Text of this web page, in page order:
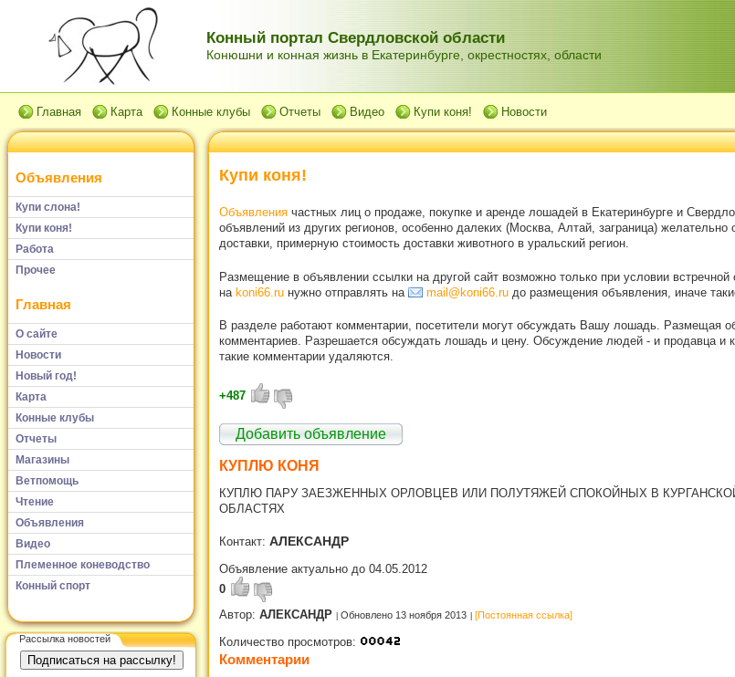
Конный портал Свердловской области
Конюшни и конная жизнь в Екатеринбурге, окрестностях, области
Главная Карта Конные клубы Отчеты Видео Купи коня! Новости
Объявления
Купи слона!
Купи коня!
Работа
Прочее
Главная
О сайте
Новости
Новый год!
Карта
Конные клубы
Отчеты
Магазины
Ветпомощь
Чтение
Объявления
Видео
Племенное коневодство
Конный спорт
Рассылка новостей
Купи коня!
Объявления частных лиц о продаже, покупке и аренде лошадей в Екатеринбурге и
объявлений из других регионов, особенно далеких (Москва, Алтай, заграница) желательно
доставки, примерную стоимость доставки животного в уральский регион.
Размещение в объявлении ссылки на другой сайт возможно только при условии
на koni66.ru нужно отправлять на mail@koni66.ru до размещения объявления, иначе
В разделе работают комментарии, посетители могут обсуждать Вашу лошадь. Размещая
комментариев. Разрешается обсуждать лошадь и цену. Обсуждение людей - и продавца и
такие комментарии удаляются.
+487
Добавить объявление
КУПЛЮ КОНЯ
КУПЛЮ ПАРУ ЗАЕЗЖЕННЫХ ОРЛОВЦЕВ ИЛИ ПОЛУТЯЖЕЙ СПОКОЙНЫХ В
ОБЛАСТЯХ
Контакт: АЛЕКСАНДР
Объявление актуально до 04.05.2012
0
Автор: АЛЕКСАНДР Обновлено 13 ноября 2013 [Постоянная ссылка]
Количество просмотров:
Комментарии